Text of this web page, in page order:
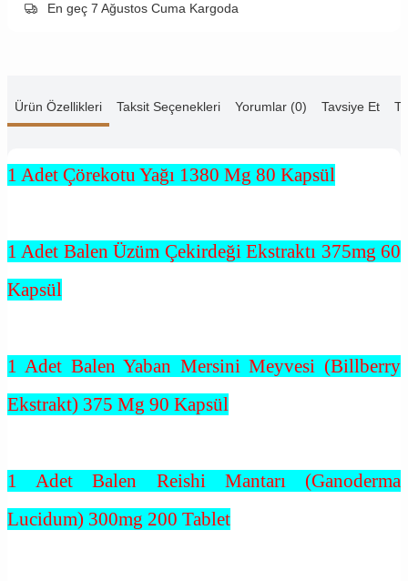
En geç 7 Ağustos Cuma Kargoda
Ürün Özellikleri Taksit Seçenekleri Yorumlar (0) Tavsiye Et
1 Adet Çörekotu Yağı 1380 Mg 80 Kapsül
1 Adet Balen Üzüm Çekirdeği Ekstraktı 375mg 60
Kapsül
1 Adet Balen Yaban Mersini Meyvesi (Billberry
Ekstrakt) 375 Mg 90 Kapsül
1 Adet Balen Reishi Mantarı (Ganoderma
Lucidum) 300mg 200 Tablet